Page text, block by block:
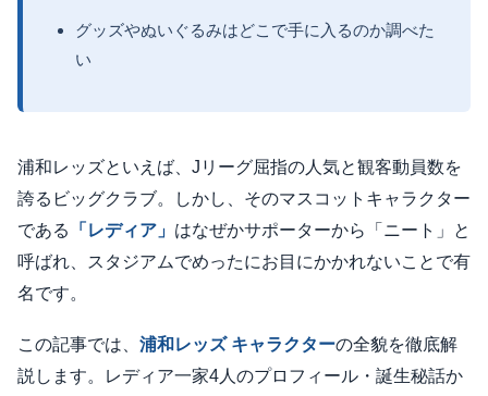
グッズやぬいぐるみはどこで手に入るのか調べた
い
浦和レッズといえば、Jリーグ屈指の人気と観客動員数を
誇るビッグクラブ。しかし、そのマスコットキャラクター
である
「レディア」 はなぜかサポーターから「ニート」と
呼ばれ、スタジアムでめったにお目にかかれないことで有
名です。
この記事では、 浦和レッズ キャラクターの全貌を徹底解
説します。レディア一家4人のプロフィール・誕生秘話か